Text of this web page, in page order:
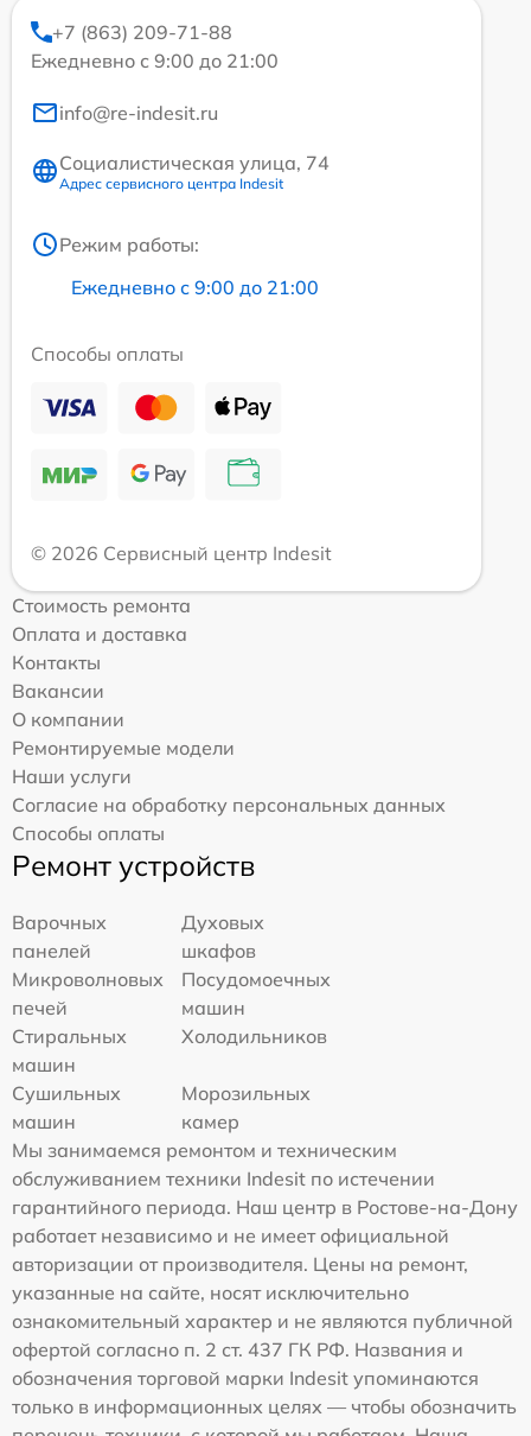
+7 (863) 209-71-88
Ежедневно с 9:00 до 21:00
info@re-indesit.ru
Социалистическая улица, 74
Адрес сервисного центра Indesit
Режим работы:
Ежедневно с 9:00 до 21:00
Способы оплаты
© 2026 Сервисный центр Indesit
Стоимость ремонта
Оплата и доставка
Контакты
Вакансии
О компании
Ремонтируемые модели
Наши услуги
Согласие на обработку персональных данных
Способы оплаты
Ремонт устройств
Варочных
панелей
Духовых
шкафов
Микроволновых
печей
Посудомоечных
машин
Стиральных
машин
Холодильников
Сушильных
машин
Морозильных
камер
Мы занимаемся ремонтом и техническим
обслуживанием техники Indesit по истечении
гарантийного периода. Наш центр в Ростове-на-Дону
работает независимо и не имеет официальной
авторизации от производителя. Цены на ремонт,
указанные на сайте, носят исключительно
ознакомительный характер и не являются публичной
офертой согласно п. 2 ст. 437 ГК РФ. Названия и
обозначения торговой марки Indesit упоминаются
только в информационных целях — чтобы обозначить